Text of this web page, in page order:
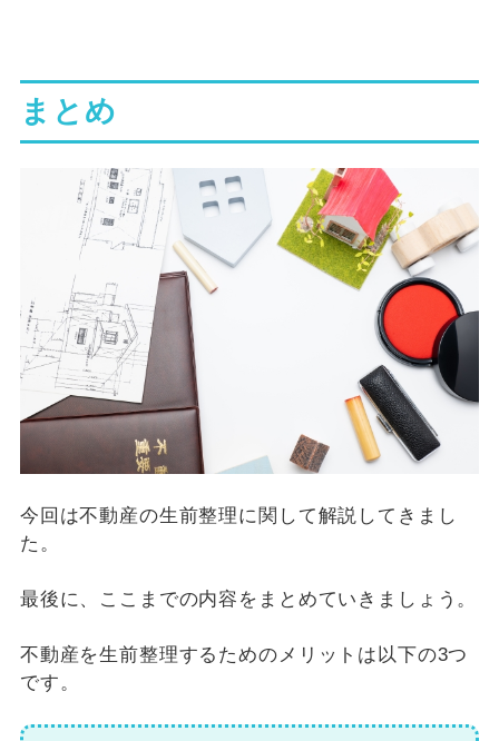
まとめ
今回は不動産の生前整理に関して解説してきまし
た。
最後に、ここまでの内容をまとめていきましょう。
不動産を生前整理するためのメリットは以下の3つ
です。